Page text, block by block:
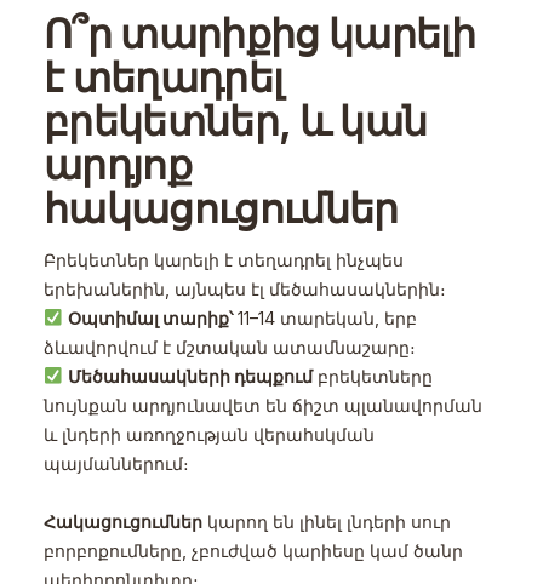
Ո՞ր տարիքից կարելի
է տեղադրել
բրեկետներ, և կան
արդյոք
հակացուցումներ
Բրեկետներ կարելի է տեղադրել ինչպես
երեխաներին, այնպես էլ մեծահասակներին։
Օպտիմալ տարիք՝11–14 տարեկան, երբ
ձևավորվում է մշտական ատամնաշարը։
Մեծահասակների դեպքումբրեկետները
նույնքան արդյունավետ են ճիշտ պլանավորման
և լնդերի առողջության վերահսկման
պայմաններում։
Հակացուցումներկարող են լինել լնդերի սուր
բորբոքումները, չբուժված կարիեսը կամ ծանր
պերիոդոնտիտը։